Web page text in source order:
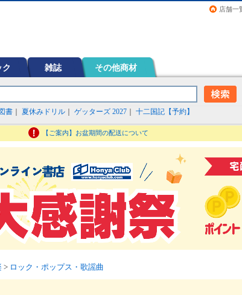
店舗一
ク 雑誌 その他商材
書 夏休みドリル ゲッターズ 2027 十二国記【予約】
【ご案内】お盆期間の配送について
> ロック・ポップス・歌謡曲